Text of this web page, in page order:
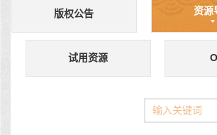
版权公告 资源
试用资源